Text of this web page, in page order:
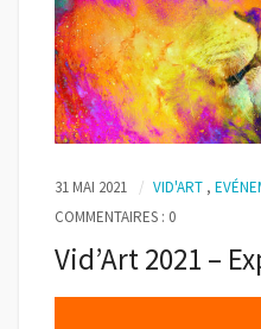
31 MAI 2021 VID'ART ,
COMMENTAIRES : 0
Vid’Art 2021 –